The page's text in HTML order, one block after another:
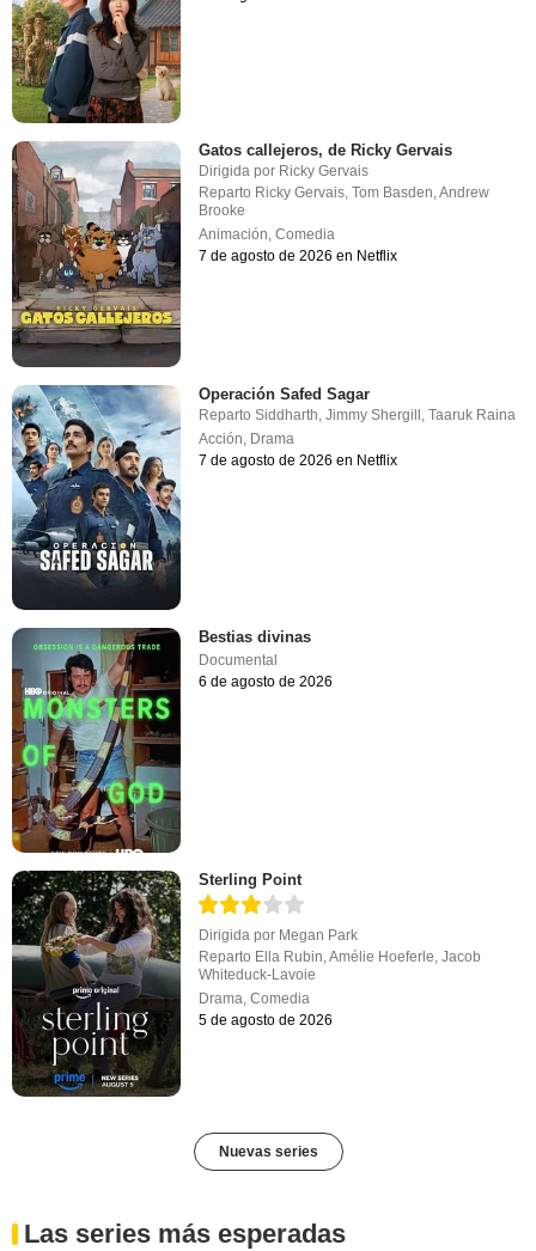
Gatos callejeros, de Ricky Gervais
Dirigida por Ricky Gervais
Reparto Ricky Gervais,Tom Basden,Andrew
Brooke
Animación,Comedia
7 de agosto de 2026 en Netflix
Operación Safed Sagar
RepartoSiddharth ,Jimmy Shergill ,Taaruk Raina
Acción Drama
7 de agosto de 2026 en Netflix
Bestias divinas
Documental
6 de agosto de 2026
Sterling Point
Dirigida por Megan Park
Reparto Ella Rubin,Amélie Hoeferle,Jacob
Whiteduck-Lavoie
Drama,Comedia
5 de agosto de 2026
Nuevas series
Las series más esperadas